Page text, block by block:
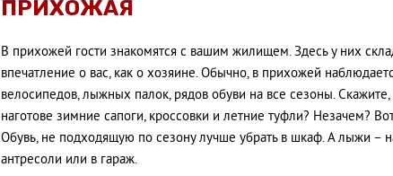
ПРИХОЖАЯ
В прихожей гости знакомятся с вашим жилищем. Здесь у них
впечатление о вас, как о хозяине. Обычно, в прихожей
велосипедов, лыжных палок, рядов обуви на все сезоны.
наготове зимние сапоги, кроссовки и летние туфли? Незачем?
Обувь, не подходящую по сезону лучше убрать в шкаф. А лыжи –
антресоли или в гараж.